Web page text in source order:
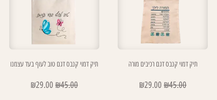
תיק דמוי קנבס דגם רכיבים מורה
₪45.00
₪29.00
תיק דמוי קנבס דגם טוב לעוף בעד עצמנו
₪45.00
₪29.00